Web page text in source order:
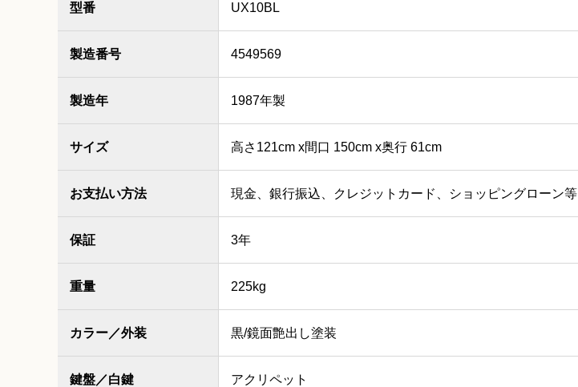
型番 UX10BL
製造番号 4549569
製造年 1987年製
サイズ 高さ121cm x間口 150cm x奥行 61cm
お支払い方法 現金、銀行振込、クレジットカード、ショッピングローン等
保証 3年
重量 225kg
カラー／外装 黒/鏡面艶出し塗装
鍵盤／白鍵 アクリペット